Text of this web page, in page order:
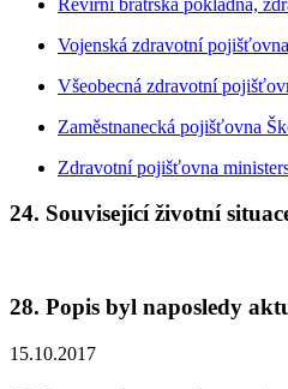
Vojenská zdravotní
Všeobecná zdravotní
Zaměstnanecká pojišťovna
Zdravotní pojišťovna
24. Související životní
28. Popis byl naposledy
15.10.2017